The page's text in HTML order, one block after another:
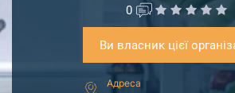
0
Ви власник цієї
Адреса